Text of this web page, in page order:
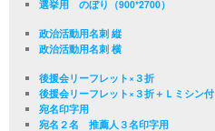
選挙用 のぼり（900*2700）
政治活動用名刺 縦
政治活動用名刺 横
後援会リーフレット×３折
後援会リーフレット×３折＋Ｌミシン付
宛名印字用
宛名２名 推薦人３名印字用